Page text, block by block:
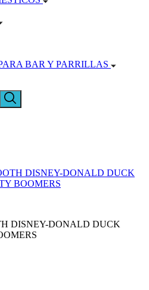
BAR Y PARRILLAS
DISNEY-DONALD DUCK
BOOMERS